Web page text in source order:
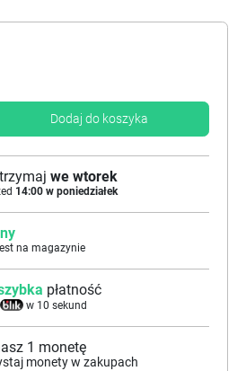
Dodaj do koszyka
we wtorek
14:00 w poniedziałek
na magazynie
płatność
w 10 sekund
1 monetę
monety w zakupach